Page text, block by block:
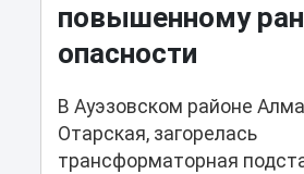
повышенному
опасности
В Ауэзовском районе
Отарская, загорелась
трансформаторная